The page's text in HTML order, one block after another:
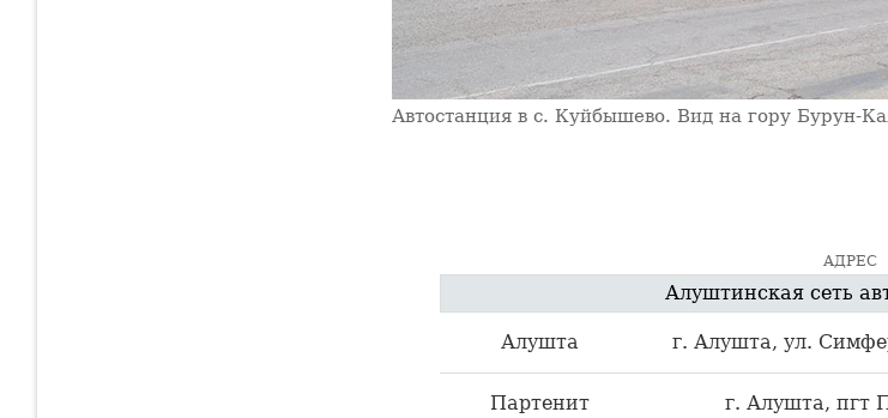
Автостанция в с. Куйбышево. Вид на гору Бурун-
АДРЕС
Алуштинская сеть
Алушта г. Алушта, ул.
Партенит г. Алушта, пгт